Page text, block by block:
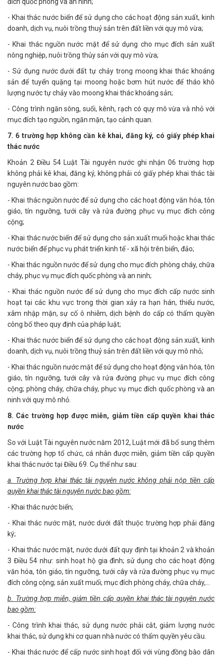
- Khai thác nước biển để sử dụng cho các hoạt động sản xuất, kinh
doanh, dịch vụ, nuôi trồng thuỷ sản trên đất liền với quy mô vừa;
- Khai thác nguồn nước mặt để sử dụng cho mục đích sản xuất
nông nghiệp, nuôi trồng thủy sản với quy mô vừa;
- Sử dụng nước dưới đất tự chảy trong moong khai thác khoáng
sản để tuyển quặng tại moong hoặc bơm hút nước để tháo khô
lượng nước tự chảy vào moong khai thác khoáng sản;
- Công trình ngăn sông, suối, kênh, rạch có quy mô vừa và nhỏ với
mục đích tạo nguồn, ngăn mặn, tạo cảnh quan.
7. 6 trường hợp không cần kê khai, đăng ký, có giấy phép khai
thác nước
Khoản 2 Điều 54 Luật Tài nguyên nước ghi nhận 06 trường hợp
không phải kê khai, đăng ký, không phải có giấy phép khai thác tài
nguyên nước bao gồm:
- Khai thác nguồn nước để sử dụng cho các hoạt động văn hóa, tôn
giáo, tín ngưỡng, tưới cây và rửa đường phục vụ mục đích công
cộng;
- Khai thác nước biển để sử dụng cho sản xuất muối hoặc khai thác
nước biển để phục vụ phát triển kinh tế - xã hội trên biển, đảo;
- Khai thác nguồn nước để sử dụng cho mục đích phòng cháy, chữa
cháy, phục vụ mục đích quốc phòng và an ninh;
- Khai thác nguồn nước để sử dụng cho mục đích cấp nước sinh
hoạt tại các khu vực trong thời gian xảy ra hạn hán, thiếu nước,
xâm nhập mặn, sự cố ô nhiễm, dịch bệnh do cấp có thẩm quyền
công bố theo quy định của pháp luật;
- Khai thác nước biển để sử dụng cho các hoạt động sản xuất, kinh
doanh, dịch vụ, nuôi trồng thuỷ sản trên đất liền với quy mô nhỏ;
- Khai thác nguồn nước mặt để sử dụng cho hoạt động văn hóa, tôn
giáo, tín ngưỡng, tưới cây và rửa đường phục vụ mục đích công
cộng; phòng cháy, chữa cháy, phục vụ mục đích quốc phòng và an
ninh với quy mô nhỏ.
8. Các trường hợp được miễn, giảm tiền cấp quyền khai thác
nước
So với Luật Tài nguyên nước năm 2012, Luật mới đã bổ sung thêm
các trường hợp tổ chức, cá nhân được miễn, giảm tiền cấp quyền
khai thác nước tại Điều 69. Cụ thể như sau:
a. Trường hợp khai thác tài nguyên nước không phải nộp tiền cấp
quyền khai thác tài nguyên nước bao gồm:
- Khai thác nước biển;
- Khai thác nước mặt, nước dưới đất thuộc trường hợp phải đăng
ký;
- Khai thác nước mặt, nước dưới đất quy định tại khoản 2 và khoản
3 Điều 54 như: sinh hoạt hộ gia đình; sử dụng cho các hoạt động
văn hóa, tôn giáo, tín ngưỡng, tưới cây và rửa đường phục vụ mục
đích công cộng; sản xuất muối; mục đích phòng cháy, chữa cháy,…
b. Trường hợp miễn, giảm tiền cấp quyền khai thác tài nguyên nước
bao gồm:
- Công trình khai thác, sử dụng nước phải cắt, giảm lượng nước
khai thác, sử dụng khi cơ quan nhà nước có thẩm quyền yêu cầu.
- Khai thác nước để cấp nước sinh hoạt đối với vùng đồng bào dân